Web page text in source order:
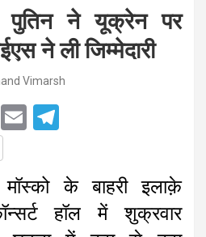
पुतिन ने यूक्रेन पर
ने ली जिम्मेदारी
Vimarsh
T
t
E
i
l
l
e
g
मॉस्को के बाहरी इलाक़े
हॉल में शुक्रवार